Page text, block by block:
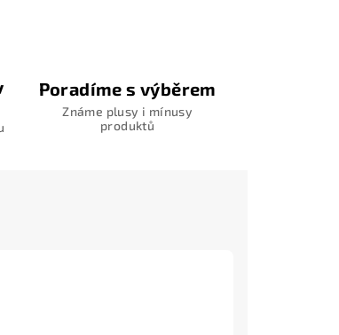
Poradíme s výběrem
Známe plusy i mínusy
produktů